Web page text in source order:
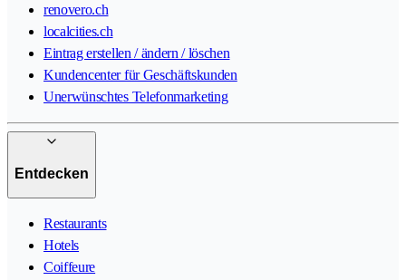
renovero.ch
localcities.ch
Eintrag erstellen / ändern / löschen
Kundencenter für Geschäftskunden
Unerwünschtes Telefonmarketing
Entdecken
Restaurants
Hotels
Coiffeure